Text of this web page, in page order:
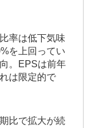
率は低下気味
を上回ってい
。EPSは前年
は限定的で
比で拡大が続